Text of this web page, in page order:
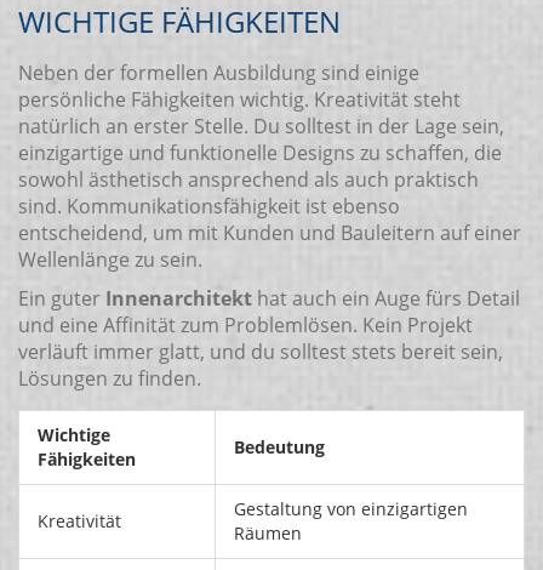
WICHTIGE FÄHIGKEITEN
Neben der formellen Ausbildung sind einige
persönliche Fähigkeiten wichtig. Kreativität steht
natürlich an erster Stelle. Du solltest in der Lage sein,
einzigartige und funktionelle Designs zu schaffen, die
sowohl ästhetisch ansprechend als auch praktisch
sind. Kommunikationsfähigkeit ist ebenso
entscheidend, um mit Kunden und Bauleitern auf einer
Wellenlänge zu sein.
Ein guter Innenarchitekt hat auch ein Auge fürs Detail
und eine Affinität zum Problemlösen. Kein Projekt
verläuft immer glatt, und du solltest stets bereit sein,
Lösungen zu finden.
Wichtige
Fähigkeiten
Bedeutung
Kreativität
Gestaltung von einzigartigen
Räumen